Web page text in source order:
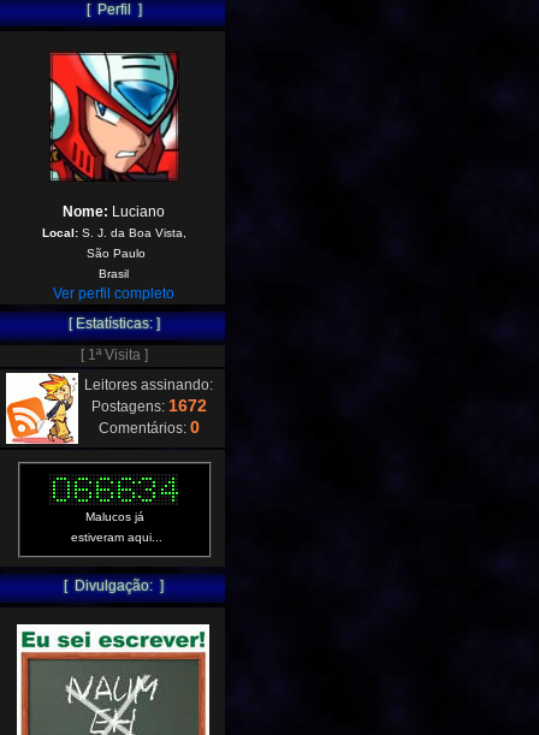
[ Perfil ]
Nome: Luciano
Local:S. J. da Boa Vista,
São Paulo
Brasil
Ver perfil completo
[ Estatísticas: ]
[ 1ª Visita ]
Leitores assinando:
Postagens: 1672
Comentários: 0
Malucos já
estiveram aqui...
[ Divulgação: ]